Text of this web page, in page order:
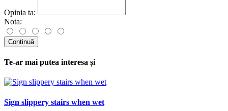
Opinia ta:
Nota:
Continuă
Te-ar mai putea interesa și
Sign slippery stairs when wet